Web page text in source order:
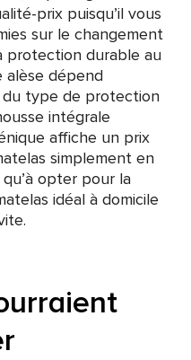
prix puisqu’il vous
sur le changement
protection durable au
alèse dépend
type de protection
intégrale
affiche un prix
simplement en
opter pour la
idéal à domicile